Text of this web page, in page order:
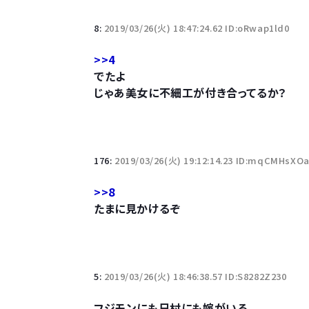
8: 2019/03/26(火) 18:47:24.62 ID:oRwap1ld0
>>4
でたよ
じゃあ美女に不細工が付き合ってるか？
176: 2019/03/26(火) 19:12:14.23 ID:mqCMHsXOa
>>8
たまに見かけるぞ
5: 2019/03/26(火) 18:46:38.57 ID:S8282Z230